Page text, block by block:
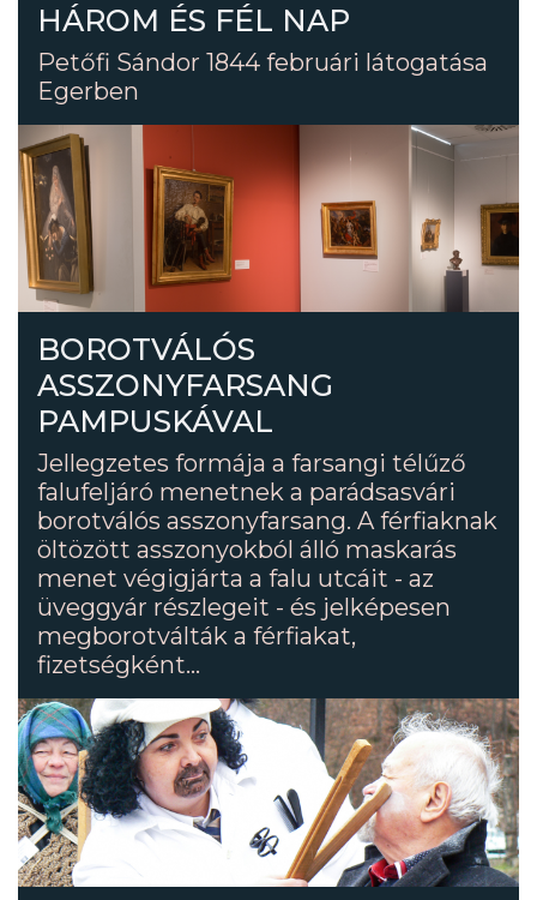
HÁROM ÉS FÉL NAP
Petőfi Sándor 1844 februári látogatása
Egerben
BOROTVÁLÓS
ASSZONYFARSANG
PAMPUSKÁVAL
Jellegzetes formája a farsangi télűző
falufeljáró menetnek a parádsasvári
borotválós asszonyfarsang. A férfiaknak
öltözött asszonyokból álló maskarás
menet végigjárta a falu utcáit - az
üveggyár részlegeit - és jelképesen
megborotválták a férfiakat,
fizetségként...